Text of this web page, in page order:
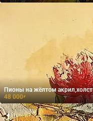
Пионы на жёлтом акрил,холст
48 000₽